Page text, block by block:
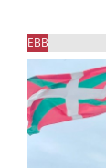
EBB